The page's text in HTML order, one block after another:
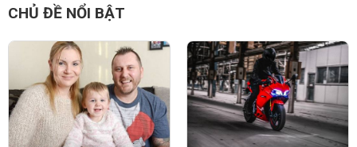
Đăng
CHỦ ĐỀ NỔI BẬT